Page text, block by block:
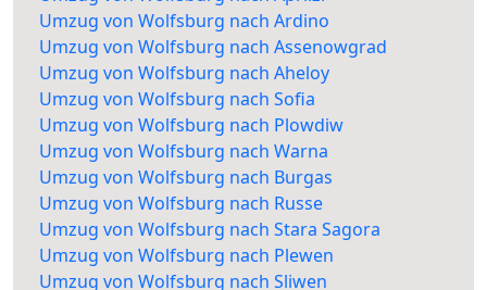
Umzug von Wolfsburg nach Ardino
Umzug von Wolfsburg nach Assenowgrad
Umzug von Wolfsburg nach Aheloy
Umzug von Wolfsburg nach Sofia
Umzug von Wolfsburg nach Plowdiw
Umzug von Wolfsburg nach Warna
Umzug von Wolfsburg nach Burgas
Umzug von Wolfsburg nach Russe
Umzug von Wolfsburg nach Stara Sagora
Umzug von Wolfsburg nach Plewen
Umzug von Wolfsburg nach Sliwen